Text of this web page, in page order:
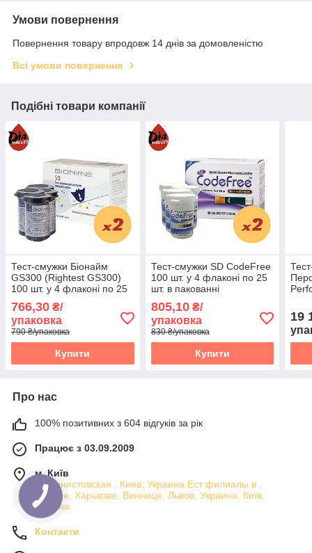
Умови повернення
Повернення товару впродовж 14 днів за домовленістю
Всі умови повернення
Подібні товари компанії
Тест-смужки Біонайм
GS300 (Rightest GS300)
100 шт. у 4 флаконі по 25
766,30 ₴/
упаковка
790 ₴/упаковка
Купити
Тест-смужки SD CodeFree
100 шт. у 4 флаконі по 25
шт. в пакованні
805,10₴/
упаковка
830 ₴/упаковка
Купити
19
Про нас
100% позитивних з 604 відгуків за рік
Працює з 03.09.2009
м. Київ
машинистовская , Киев, Украина Ест филиалы в ,
Одессе, Харькове, Виннице, Львов, Украина, Київ,
Україна
Контакти